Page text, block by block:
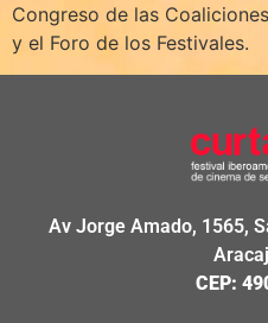
Congreso de las
y el Foro de los Festivales.
Av Jorge Amado, 1565,
CEP: